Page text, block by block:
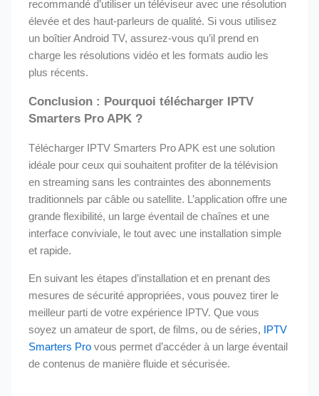
recommandé d’utiliser un téléviseur avec une résolution
élevée et des haut-parleurs de qualité. Si vous utilisez
un boîtier Android TV, assurez-vous qu’il prend en
charge les résolutions vidéo et les formats audio les
plus récents.
Conclusion : Pourquoi télécharger IPTV
Smarters Pro APK ?
Télécharger IPTV Smarters Pro APK est une solution
idéale pour ceux qui souhaitent profiter de la télévision
en streaming sans les contraintes des abonnements
traditionnels par câble ou satellite. L’application offre une
grande flexibilité, un large éventail de chaînes et une
interface conviviale, le tout avec une installation simple
et rapide.
En suivant les étapes d’installation et en prenant des
mesures de sécurité appropriées, vous pouvez tirer le
meilleur parti de votre expérience IPTV. Que vous
soyez un amateur de sport, de films, ou de séries, IPTV
Smarters Pro vous permet d’accéder à un large éventail
de contenus de manière fluide et sécurisée.